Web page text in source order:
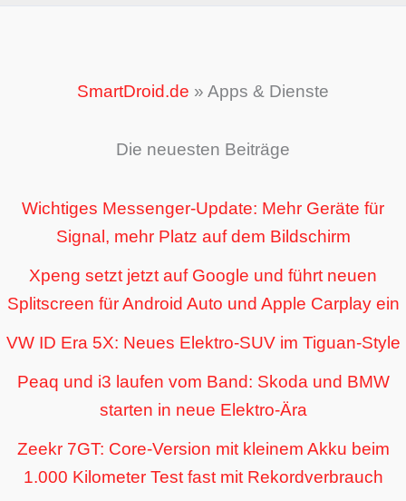
SmartDroid.de » Apps & Dienste
Die neuesten Beiträge
Wichtiges Messenger-Update: Mehr Geräte für
Signal, mehr Platz auf dem Bildschirm
Xpeng setzt jetzt auf Google und führt neuen
Splitscreen für Android Auto und Apple Carplay ein
VW ID Era 5X: Neues Elektro-SUV im Tiguan-Style
Peaq und i3 laufen vom Band: Skoda und BMW
starten in neue Elektro-Ära
Zeekr 7GT: Core-Version mit kleinem Akku beim
1.000 Kilometer Test fast mit Rekordverbrauch